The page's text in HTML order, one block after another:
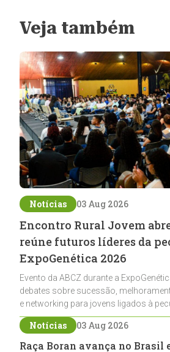
Veja também
Notícias 03 Aug 2026
Encontro Rural Jovem
reúne futuros líderes da
ExpoGenética 2026
Evento da ABCZ durante a
debates sobre sucessão,
e networking para jovens ligados à
Notícias 03 Aug 2026
Raça Boran avança no Brasil